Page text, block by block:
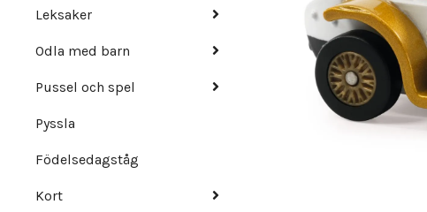
Leksaker
Odla med barn
Pussel och spel
Pyssla
Födelsedagståg
Kort